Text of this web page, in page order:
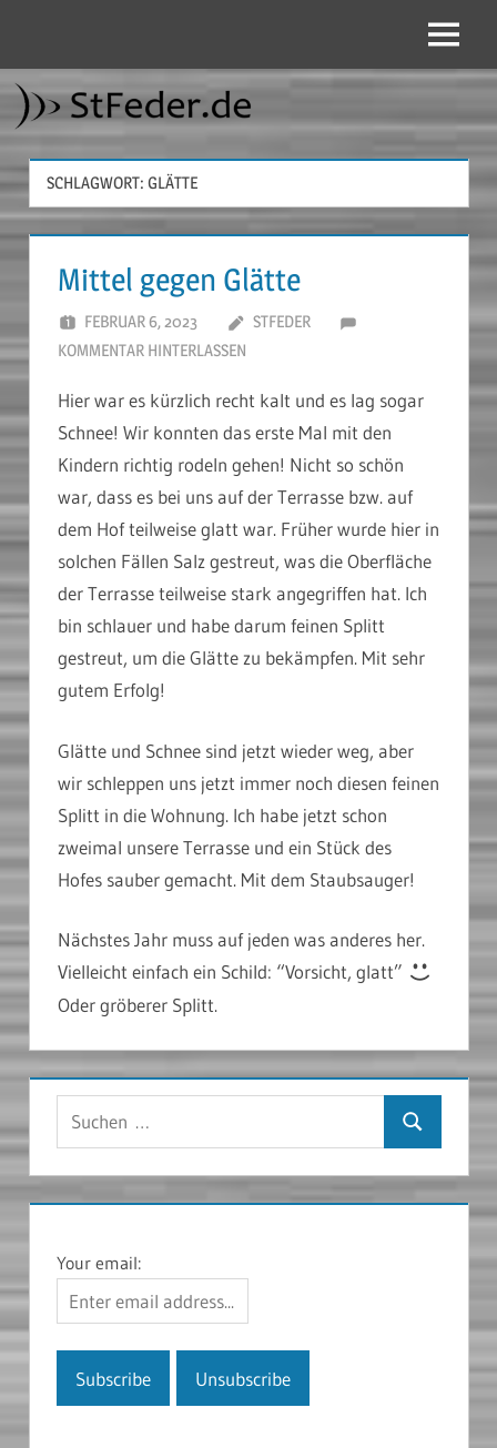
springen
Menü
SCHLAGWORT: GLÄTTE
Mittel gegen Glätte
FEBRUAR 6, 2023
STFEDER
KOMMENTAR HINTERLASSEN
Hier war es kürzlich recht kalt und es lag sogar
Schnee! Wir konnten das erste Mal mit den
Kindern richtig rodeln gehen! Nicht so schön
war, dass es bei uns auf der Terrasse bzw. auf
dem Hof teilweise glatt war. Früher wurde hier in
solchen Fällen Salz gestreut, was die Oberfläche
der Terrasse teilweise stark angegriffen hat. Ich
bin schlauer und habe darum feinen Splitt
gestreut, um die Glätte zu bekämpfen. Mit sehr
gutem Erfolg!
Glätte und Schnee sind jetzt wieder weg, aber
wir schleppen uns jetzt immer noch diesen feinen
Splitt in die Wohnung. Ich habe jetzt schon
zweimal unsere Terrasse und ein Stück des
Hofes sauber gemacht. Mit dem Staubsauger!
Nächstes Jahr muss auf jeden was anderes her.
Vielleicht einfach ein Schild: “Vorsicht, glatt”
Oder gröberer Splitt.
Suchen
Your email: